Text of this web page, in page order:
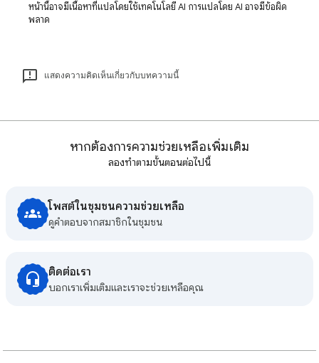
หน้านี้อาจมีเนื้อหาที่แปลโดยใช้เทคโนโลยี AI การแปลโดย AI อาจมีข้อผิด
พลาด
แสดงความคิดเห็นเกี่ยวกับบทความนี้
หากต้องการความช่วยเหลือเพิ่มเติม
ลองทำตามขั้นตอนต่อไปนี้
โพสต์ในชุมชนความช่วยเหลือ
ดูคําตอบจากสมาชิกในชุมชน
ติดต่อเรา
บอกเราเพิ่มเติมและเราจะช่วยเหลือคุณ